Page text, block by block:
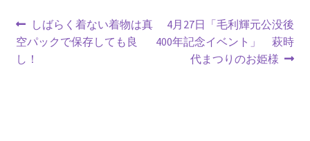
投
稿
前
の
投
しばらく着ない着物は真
空パックで保存しても良
し！
次
の
4月27日「毛利輝元公没後
400年記念イベント」 萩時
代まつりのお姫様